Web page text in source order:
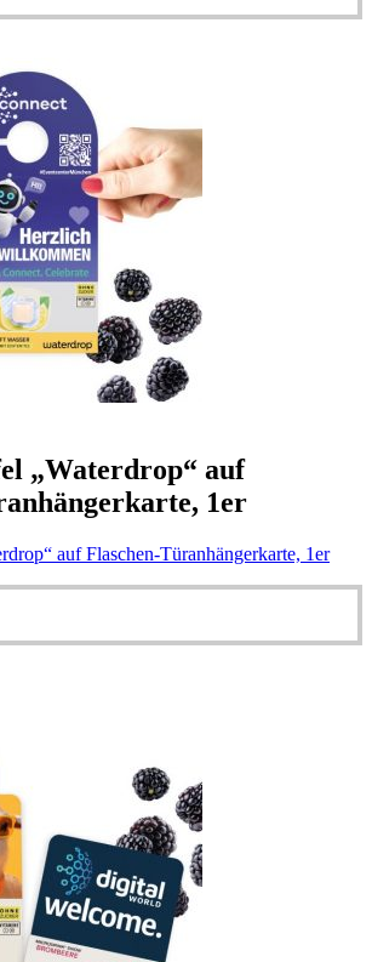
„Waterdrop“ auf
1er
auf Flaschen-Türanhängerkarte, 1er